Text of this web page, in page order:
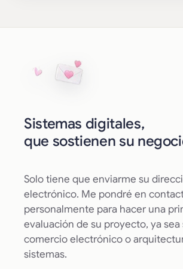
configuración se ejecutan de
línea, para que los botones de
interacciones de
se inicialicen de forma estable.
Fecha de publicación: junio de 2026
personal y salas, la respuesta
Amparex se envía para varios
resourceIDsya no se
disponibilidad compartida. En
WP2Amparex consulta
empleados y las salas, y
Sistemas digitales,
que sostienen su
Solo tiene que enviarme su
electrónico. Me pondré en
personalmente para hacer una
evaluación de su proyecto, ya sea
comercio electrónico o
sistemas.